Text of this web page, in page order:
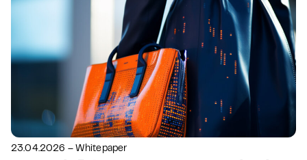
23.04.2026 – Whitepaper